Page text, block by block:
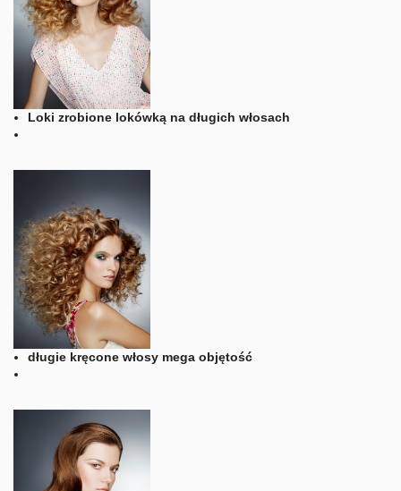
Loki zrobione lokówką na długich włosach
długie kręcone włosy mega objętość